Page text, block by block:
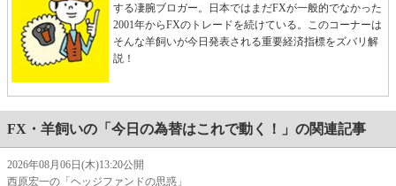
する凄腕ブロガー。日本ではまだFXが一般的でなかった
2001年からFXのトレードを続けている。このコーナーは
そんな羊飼いが今日発表される重要経済指標をズバリ解
説！
FX・羊飼いの「今日の為替はこれで動く！」の関連記事
2026年08月06日(木)13:20公開
西原宏一の「ヘッジファンドの思惑」